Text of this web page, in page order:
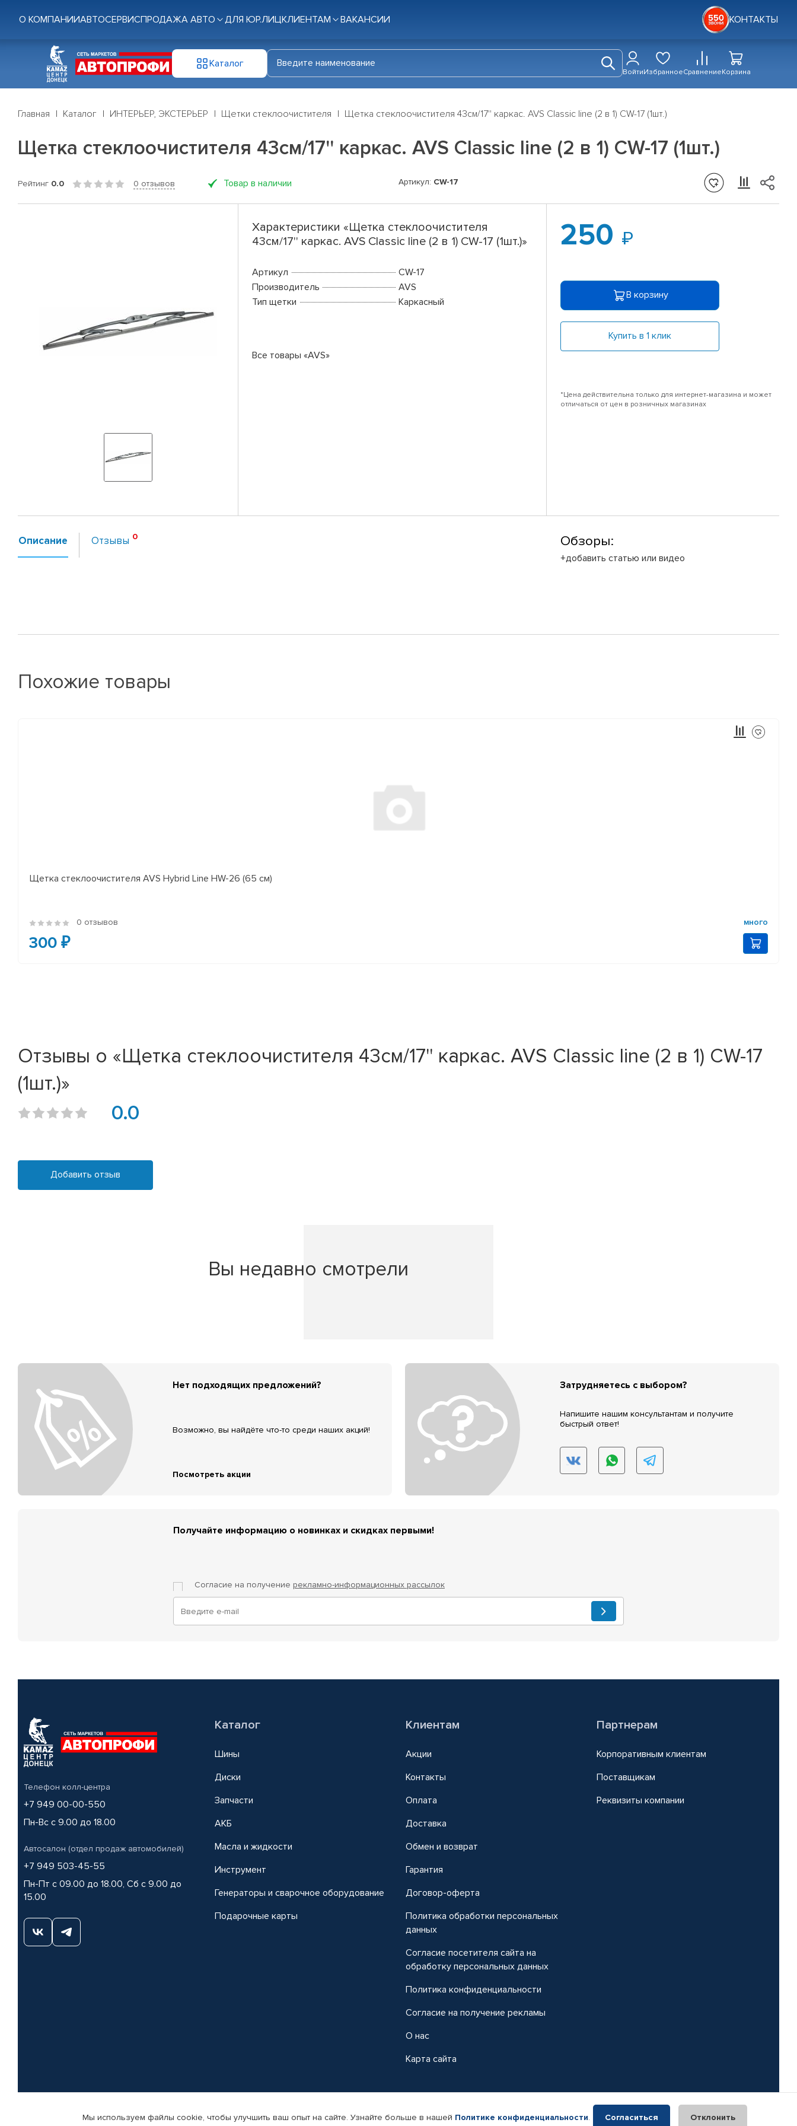
О КОМПАНИИАВТОСЕРВИСПРОДАЖА АВТО ДЛЯ ЮР.ЛИЦКЛИЕНТАМ ВАКАНСИИ КОНТАКТЫ
Каталог
ВойтиИзбранноеСравнениеКорзина
Главная Каталог ИНТЕРЬЕР, ЭКСТЕРЬЕР Щетки стеклоочистителя Щетка стеклоочистителя 43см/17'' каркас. AVS Classic line (2 в 1) CW-17 (1шт.)
Щетка стеклоочистителя 43см/17'' каркас. AVS Classic line (2 в 1) CW-17 (1шт.)
Рейтинг 0.0 0 отзывов Товар в наличии Артикул: CW-17
Характеристики «Щетка стеклоочистителя
43см/17'' каркас. AVS Classic line (2 в 1) CW-17 (1шт.)»
Артикул
CW-17
Производитель
AVS
Тип щетки
Каркасный
Все товары «AVS»
250
В корзину
Купить в 1 клик
*Цена действительна только для интернет-магазина и может
отличаться от цен в розничных магазинах
Описание Отзывы Обзоры:
+добавить статью или видео
Похожие товары
Щетка стеклоочистителя AVS Hybrid Line HW-26 (65 см)
0 отзывов много
300 ₽
Отзывы о «Щетка стеклоочистителя 43см/17'' каркас. AVS Classic line (2 в 1) CW-17
(1шт.)»
0.0
Добавить отзыв
Вы недавно смотрели
Нет подходящих предложений?
Возможно, вы найдёте что-то среди наших акций!
Посмотреть акции
Затрудняетесь с выбором?
Напишите нашим консультантам и получите
быстрый ответ!
Получайте информацию о новинках и скидках первыми!
Согласие на получение рекламно-информационных рассылок
Телефон колл-центра
+7 949 00-00-550
Пн-Вс с 9.00 до 18.00
Автосалон (отдел продаж автомобилей)
+7 949 503-45-55
Пн-Пт с 09.00 до 18.00, Сб с 9.00 до
15.00
Каталог
Шины
Диски
Запчасти
АКБ
Масла и жидкости
Инструмент
Генераторы и сварочное оборудование
Подарочные карты
Клиентам
Акции
Контакты
Оплата
Доставка
Обмен и возврат
Гарантия
Договор-оферта
Политика обработки персональных
данных
Согласие посетителя сайта на
обработку персональных данных
Политика конфиденциальности
Согласие на получение рекламы
О нас
Карта сайта
Партнерам
Корпоративным клиентам
Поставщикам
Реквизиты компании
© КАМАЗ ЦЕНТР ДОНЕЦК, 2015-2026. Все права защищены. Интернет-магазин автомобильных товаров Автопрофи.
Мы используем файлы cookie, чтобы улучшить ваш опыт на сайте. Узнайте больше в нашей Политике конфиденциальности. Согласиться Отклонить